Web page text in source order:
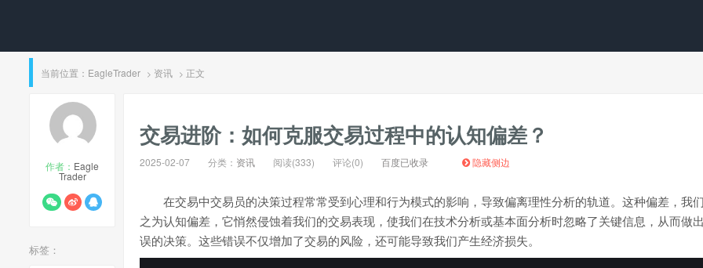
当前位置： EagleTrader > 资讯 > 正文
作者： Eagle
Trader
标签：
交易进阶：如何克服交易过程中的认知偏差？
2025-02-07 分类： 资讯 阅读(333) 评论(0) 百度已收录 隐藏侧边
在交易中交易员的决策过程常常受到心理和行为模式的影响，导致偏离理性分析的轨道。这种偏差，我
之为认知偏差，它悄然侵蚀着我们的交易表现，使我们在技术分析或基本面分析时忽略了关键信息，从而做
误的决策。这些错误不仅增加了交易的风险，还可能导致我们产生经济损失。